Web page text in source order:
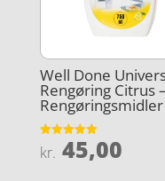
Well Done
Rengøring Citrus –
Rengøringsmidler
Vurderet
5
kr. 45,00